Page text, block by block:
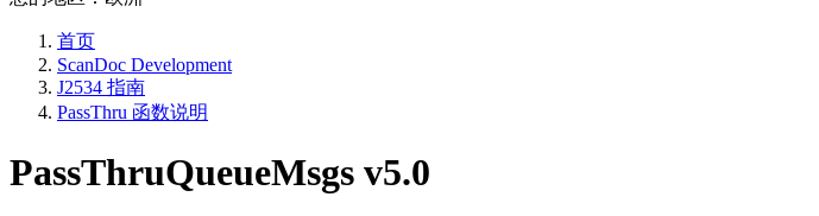
首页
ScanDoc Development
J2534 指南
PassThru 函数说明
PassThruQueueMsgs v5.0